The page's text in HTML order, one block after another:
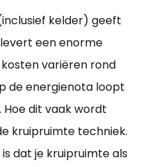
kelder) geeft
een enorme
variëren rond
de energienota loopt
dit vaak wordt
kruipruimte techniek.
dat je kruipruimte als